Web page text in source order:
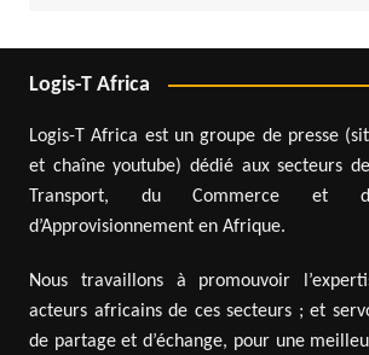
Logis-T Africa
Logis-T Africa est un groupe de presse
et chaîne youtube) dédié aux secteurs
Transport, du Commerce et
d’Approvisionnement en Afrique.
Nous travaillons à promouvoir
acteurs africains de ces secteurs ; et
de partage et d’échange, pour une